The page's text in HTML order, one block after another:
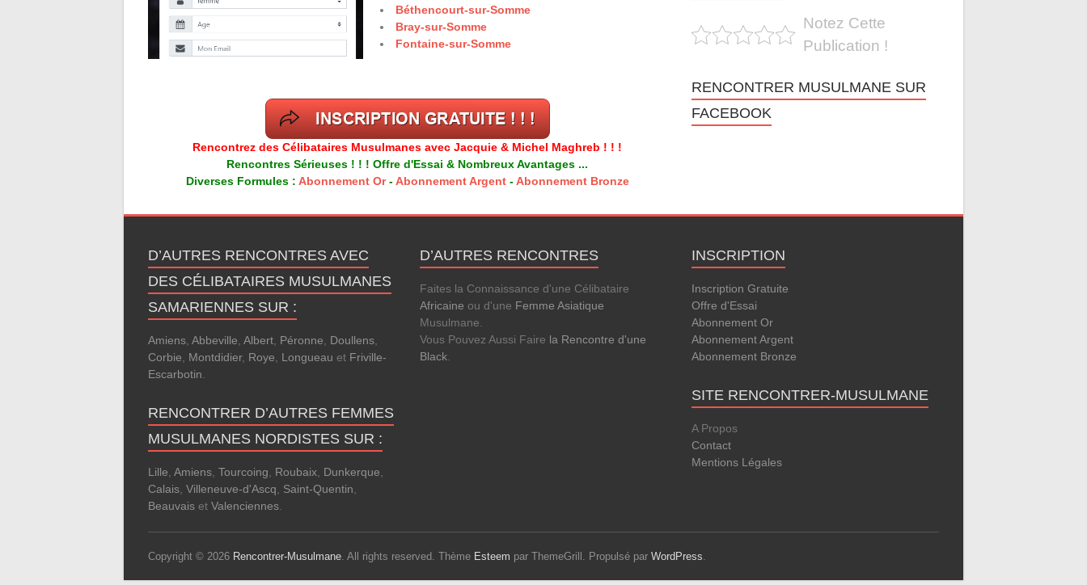
Béthencourt-sur-Somme
Bray-sur-Somme
Fontaine-sur-Somme
Rencontrez des Célibataires Musulmanes avec Jacquie & Michel Maghreb ! ! !
Rencontres Sérieuses ! ! ! Offre d'Essai & Nombreux Avantages ...
Diverses Formules : Abonnement Or-Abonnement Argent-Abonnement Bronze
Notez Cette
Publication !
RENCONTRER MUSULMANE SUR
FACEBOOK
D’AUTRES RENCONTRES AVEC
DES CÉLIBATAIRES MUSULMANES
SAMARIENNES SUR :
Amiens Abbeville Albert Péronne Doullens
Corbie
Montdidier, Roye Longueau et Friville-
Escarbotin
RENCONTRER D’AUTRES FEMMES
MUSULMANES NORDISTES SUR :
Lille Amiens Tourcoing Roubaix Dunkerque
Calais Villeneuve-d'Ascq Saint-Quentin
Beauvais et Valenciennes
D’AUTRES RENCONTRES
Faites la Connaissance d'une Célibataire
Africaine ou d'une Femme Asiatique
Musulmane.
Vous Pouvez Aussi Faire la Rencontre d'une
Black
INSCRIPTION
Inscription Gratuite
Offre d'Essai
Abonnement Or
Abonnement Argent
Abonnement Bronze
SITE RENCONTRER-MUSULMANE
A Propos
Contact
Mentions Légales
Copyright © 2026 Rencontrer-Musulmane. All rights reserved. Thème Esteem par ThemeGrill. Propulsé par WordPress.